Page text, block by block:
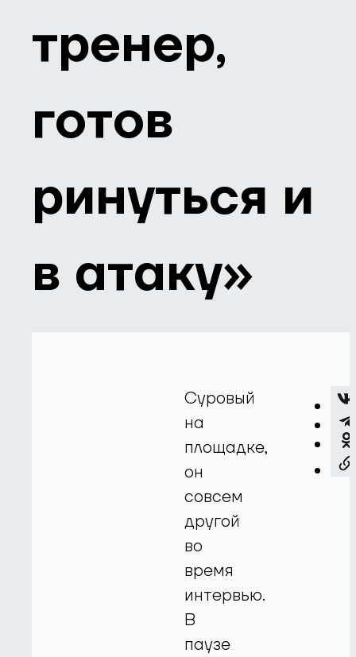
тренер,
готов
ринуться и
в атаку»
Суровый
на
площадке,
он
совсем
другой
во
время
интервью.
В
паузе